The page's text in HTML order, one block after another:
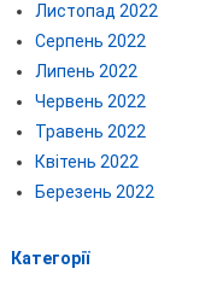
Листопад 2022
Серпень 2022
Липень 2022
Червень 2022
Травень 2022
Квітень 2022
Березень 2022
Категорії